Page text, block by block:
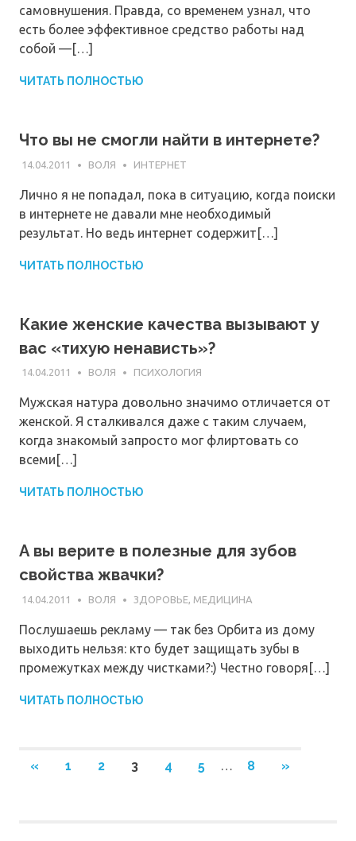
самовнушения. Правда, со временем узнал, что
есть более эффективное средство работы над
собой —[…]
ЧИТАТЬ ПОЛНОСТЬЮ
Что вы не смогли найти в интернете?
14.04.2011 ВОЛЯ ИНТЕРНЕТ
Лично я не попадал, пока в ситуацию, когда поиски
в интернете не давали мне необходимый
результат. Но ведь интернет содержит[…]
ЧИТАТЬ ПОЛНОСТЬЮ
Какие женские качества вызывают у
вас «тихую ненависть»?
14.04.2011 ВОЛЯ ПСИХОЛОГИЯ
Мужская натура довольно значимо отличается от
женской. Я сталкивался даже с таким случаем,
когда знакомый запросто мог флиртовать со
всеми[…]
ЧИТАТЬ ПОЛНОСТЬЮ
А вы верите в полезные для зубов
свойства жвачки?
14.04.2011 ВОЛЯ ЗДОРОВЬЕ, МЕДИЦИНА
Послушаешь рекламу — так без Орбита из дому
выходить нельзя: кто будет защищать зубы в
промежутках между чистками?:) Честно говоря[…]
ЧИТАТЬ ПОЛНОСТЬЮ
Навигация
« ПРЕДЫДУЩИЕ
1 2 3 4 5 … 8 »